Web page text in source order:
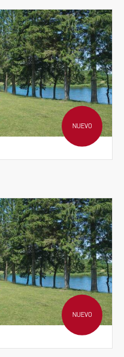
NUEVO
NUEVO